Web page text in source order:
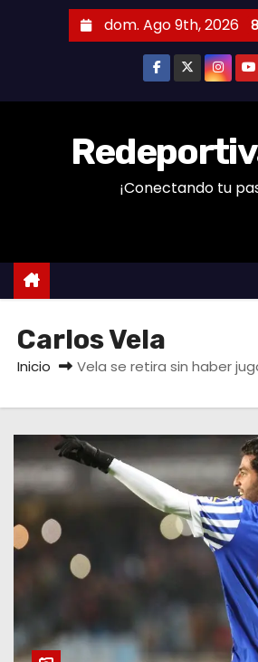
n
dom. Ago 9th, 2026
¡Conectando tu
Carlos Vela
Inicio Vela se retira sin haber